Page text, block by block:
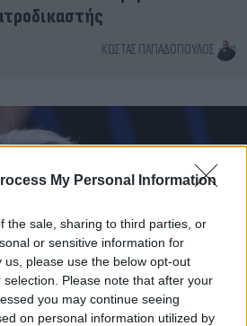
My Personal Information
the sale, sharing to third parties, or
or sensitive information for
please use the below opt-out
Please note that after your
you may continue seeing
on personal information utilized by
ΚΏΣΤΑΣ ΠΑΠΑΔΌΠΟΥΛΟΣ